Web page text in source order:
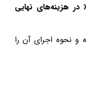
و نحوه اجرای آن را